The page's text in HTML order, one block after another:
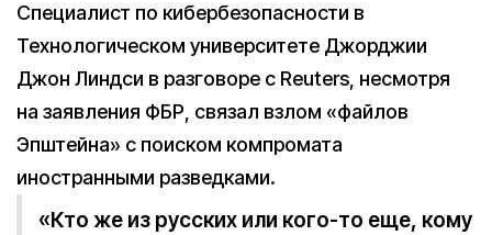
Специалист по кибербезопасности в
Технологическом университете Джорджии
Джон Линдси в разговоре с Reuters, несмотря
на заявления ФБР, связал взлом «файлов
Эпштейна» c поиском компромата
иностранными разведками.
«Кто же из русских или кого-то еще, кому